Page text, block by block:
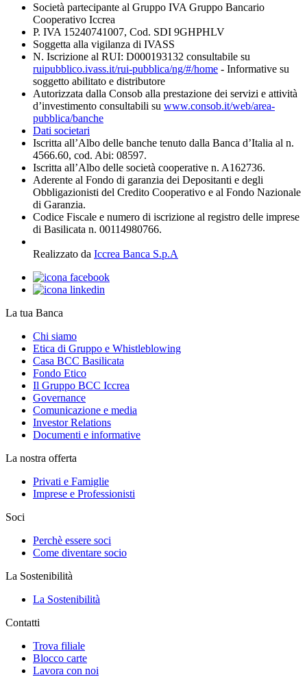
Società partecipante al Gruppo IVA Gruppo Bancario
Cooperativo Iccrea
P. IVA 15240741007, Cod. SDI 9GHPHLV
Soggetta alla vigilanza di IVASS
N. Iscrizione al RUI: D000193132 consultabile su
ruipubblico.ivass.it/rui-pubblica/ng/#/home - Informative su
soggetto abilitato e distributore
Autorizzata dalla Consob alla prestazione dei servizi e attività
d’investimento consultabili su www.consob.it/web/area-
pubblica/banche
Dati societari
Iscritta all’Albo delle banche tenuto dalla Banca d’Italia al n.
4566.60, cod. Abi: 08597.
Iscritta all’Albo delle società cooperative n. A162736.
Aderente al Fondo di garanzia dei Depositanti e degli
Obbligazionisti del Credito Cooperativo e al Fondo Nazionale
di Garanzia.
Codice Fiscale e numero di iscrizione al registro delle imprese
di Basilicata n. 00114980766.
Realizzato da Iccrea Banca S.p.A
La tua Banca
Chi siamo
Etica di Gruppo e Whistleblowing
Casa BCC Basilicata
Fondo Etico
Il Gruppo BCC Iccrea
Governance
Comunicazione e media
Investor Relations
Documenti e informative
La nostra offerta
Privati e Famiglie
Imprese e Professionisti
Soci
Perchè essere soci
Come diventare socio
La Sostenibilità
La Sostenibilità
Contatti
Trova filiale
Blocco carte
Lavora con noi